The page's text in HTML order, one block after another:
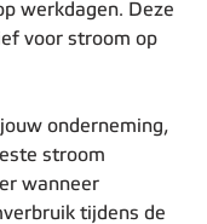
werkdagen. Deze
voor stroom op
onderneming,
stroom
wanneer
tijdens de